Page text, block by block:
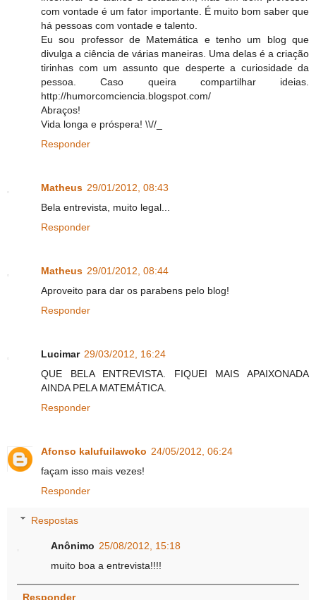
com vontade é um fator importante. É muito bom saber que
há pessoas com vontade e talento.
Eu sou professor de Matemática e tenho um blog que
divulga a ciência de várias maneiras. Uma delas é a criação
tirinhas com um assunto que desperte a curiosidade da
pessoa. Caso queira compartilhar ideias.
http://humorcomciencia.blogspot.com/
Abraços!
Vida longa e próspera! \\//_
Responder
Matheus 29/01/2012, 08:43
Bela entrevista, muito legal...
Responder
Matheus 29/01/2012, 08:44
Aproveito para dar os parabens pelo blog!
Responder
Lucimar 29/03/2012, 16:24
QUE BELA ENTREVISTA. FIQUEI MAIS APAIXONADA
AINDA PELA MATEMÁTICA.
Responder
Afonso kalufuilawoko 24/05/2012, 06:24
façam isso mais vezes!
Responder
Respostas
Anônimo 25/08/2012, 15:18
muito boa a entrevista!!!!
Responder